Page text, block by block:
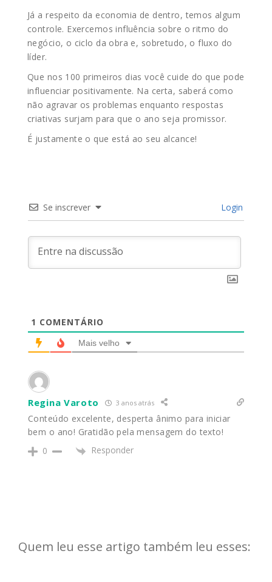
Já a respeito da economia de dentro, temos algum
controle. Exercemos influência sobre o ritmo do
negócio, o ciclo da obra e, sobretudo, o fluxo do
líder.
Que nos 100 primeiros dias você cuide do que pode
influenciar positivamente. Na certa, saberá como
não agravar os problemas enquanto respostas
criativas surjam para que o ano seja promissor.
É justamente o que está ao seu alcance!
Se inscrever Login
1 COMENTÁRIO
Mais velho
Regina Varoto 3 anos atrás
Conteúdo excelente, desperta ânimo para iniciar
bem o ano! Gratidão pela mensagem do texto!
0
Responder
Quem leu esse artigo também leu esses: